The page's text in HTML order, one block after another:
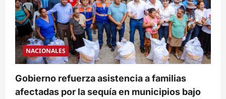
NACIONALES
Gobierno refuerza asistencia a familias
afectadas por la sequía en municipios bajo